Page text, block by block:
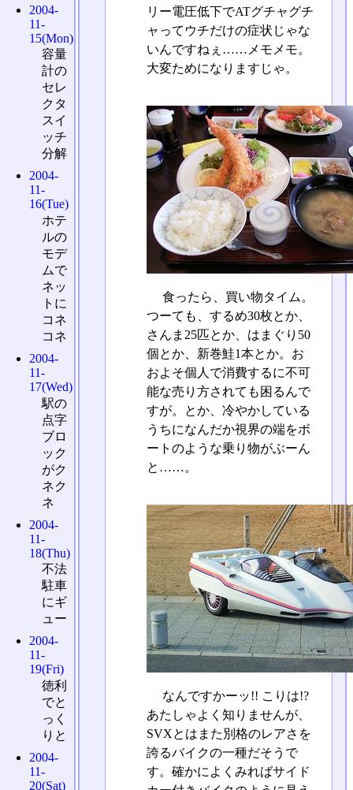
リー電圧低下でATグチャグチ
ャってウチだけの症状じゃな
いんですねぇ……メモメモ。
大変ためになりますじゃ。
食ったら、買い物タイム。
つーても、するめ30枚とか、
さんま25匹とか、はまぐり50
個とか、新巻鮭1本とか。お
およそ個人で消費するに不可
能な売り方されても困るんで
すが。とか、冷やかしている
うちになんだか視界の端をボ
ートのような乗り物がぶーん
と……。
なんですかーッ!! こりは!?
あたしゃよく知りませんが、
SVXとはまた別格のレアさを
誇るバイクの一種だそうで
す。確かによくみればサイド
2004-
11-
15(Mon)
容量
計の
セレ
クタ
スイ
ッチ
分解
2004-
11-
16(Tue)
ホテ
ルの
モデ
ムで
ネッ
トに
コネ
コネ
2004-
11-
17(Wed)
駅の
点字
ブロ
ック
がク
ネク
ネ
2004-
11-
18(Thu)
不法
駐車
にギ
ュー
2004-
11-
19(Fri)
徳利
でと
っく
りと
2004-
11-
20(Sat)